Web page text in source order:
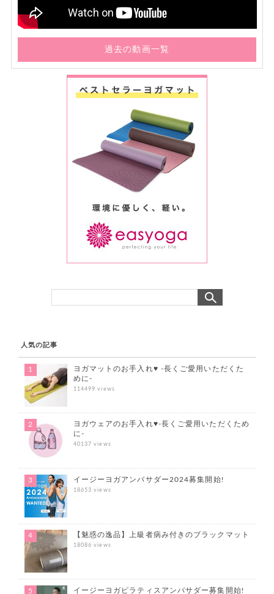
過去の動画一覧
人気の記事
ヨガマットのお手入れ♥ -長くご愛用いただくた
めに-
114499 views
ヨガウェアのお手入れ♥-長くご愛用いただくため
に-
40137 views
イージーヨガアンバサダー2024募集開始!
18653 views
【魅惑の逸品】上級者病み付きのブラックマット
18086 views
イージーヨガピラティスアンバサダー募集開始!